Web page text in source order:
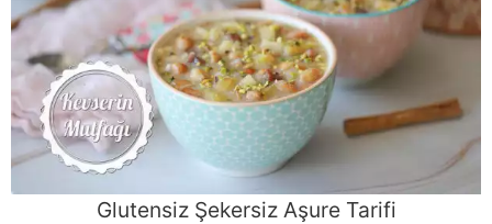
Glutensiz Şekersiz Aşure Tarifi